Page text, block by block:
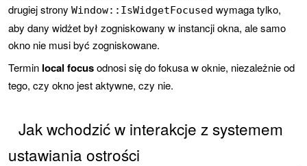
drugiej strony Window::IsWidgetFocused wymaga tylko,
aby dany widżet był zogniskowany w instancji okna, ale samo
okno nie musi być zogniskowane.
Termin local focusodnosi się do fokusa w oknie, niezależnie od
tego, czy okno jest aktywne, czy nie.
Jak wchodzić w interakcje z systemem
ustawiania ostrości